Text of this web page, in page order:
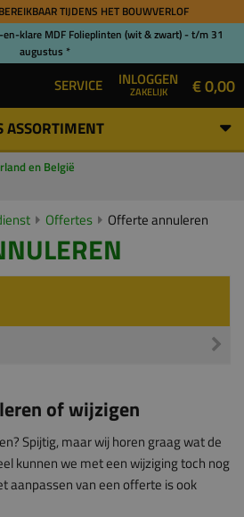
TIJDENS HET BOUWVERLOF
klare MDF Folieplinten (wit & zwart) - t/m 31
augustus *
SERVICE INLOGGEN
ZAKELIJK € 0,00
ASSORTIMENT
en België
Offertes Offerte annuleren
of wijzigen
Spijtig, maar wij horen graag wat de
kunnen we met een wijziging toch nog
aanpassen van een offerte is ook